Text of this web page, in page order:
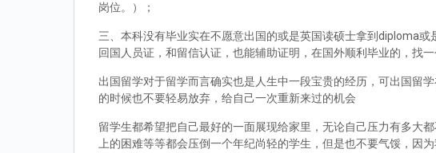
岗位。）；
三、本科没有毕业实在不愿意出国的或是英国读硕士拿到diploma
回国人员证，和留信认证，也能辅助证明，在国外顺利毕业的，找一
出国留学对于留学而言确实也是人生中一段宝贵的经历，可出国留
的时候也不要轻易放弃，给自己一次重新来过的机会
留学生都希望把自己最好的一面展现给家里，无论自己压力有多大
上的困难等等都会压倒一个年纪尚轻的学生，但是也不要气馁，因